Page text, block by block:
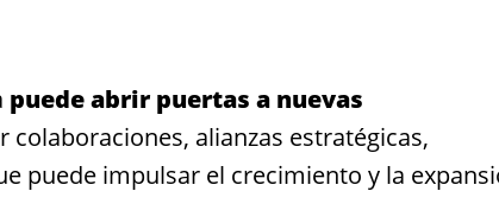
puede abrir puertas a nuevas
colaboraciones, alianzas estratégicas,
puede impulsar el crecimiento y la